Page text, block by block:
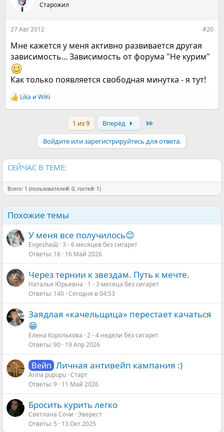
Старожил
27 Авг 2012 #20
Мне кажется у меня активно развивается другая
зависимость... Зависимость от форума "Не курим"
Как только появляется свободная минутка - я тут!
Р
е
Lika и WiKi
1 из 9 Вперёд
Войдите или зарегистрируйтесь для ответа.
СЕЙЧАС В ТЕМЕ:
Всего: 1 (пользователей: 0, гостей: 1)
Похожие темы
У меня все получилось😊
Evgesha🤗 3 - 6 месяцев без сигарет
Ответы 16 16 Май 2026
Через тернии к звездам. Путь к мечте.
Наталья Юрьевна
1 - 3 месяца без сигарет
Ответы 140 Сегодня в 04:53
Заядлая «качельщица» перестает качаться
😁
Елена Королькова 2 - 4 недели без сигарет
Ответы 90 19 Апр 2026
Вейп Личная антивейп кампания :)
Arina pupupu Старт
Ответы 9 11 Май 2026
Бросить курить легко
Светлана Сочи Эверест
Ответы 5 13 Окт 2025